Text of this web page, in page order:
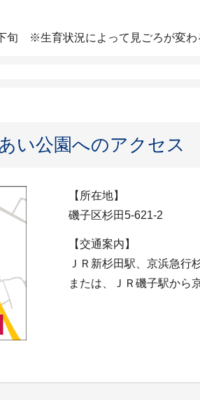
旬 ※生育状況によって見ごろが変わ
い公園へのアクセス
【所在地】
磯子区杉田5-621-2
【交通案内】
ＪＲ新杉田駅、京浜急行
または、ＪＲ磯子駅か